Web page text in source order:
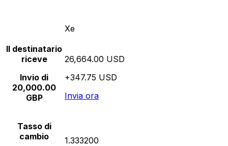
Xe
Il destinatario
riceve
Invio di
20,000.00
GBP
26,664.00 USD
+347.75 USD
Invia ora
Tasso di
cambio
1.333200